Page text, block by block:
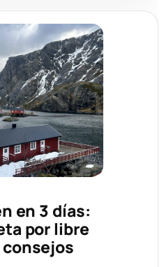
en 3 días:
por libre
consejos